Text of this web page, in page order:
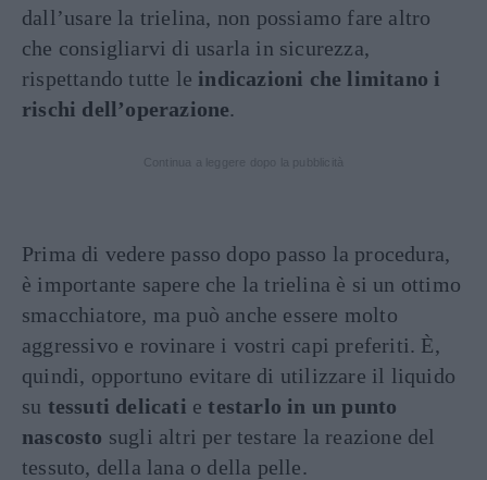
dall’usare la trielina, non possiamo fare altro
che consigliarvi di usarla in sicurezza,
rispettando tutte le indicazioni che limitano i
rischi dell’operazione.
Prima di vedere passo dopo passo la procedura,
è importante sapere che la trielina è si un ottimo
smacchiatore, ma può anche essere molto
aggressivo e rovinare i vostri capi preferiti. È,
quindi, opportuno evitare di utilizzare il liquido
su tessuti delicati etestarlo in un punto
nascosto sugli altri per testare la reazione del
tessuto, della lana o della pelle.